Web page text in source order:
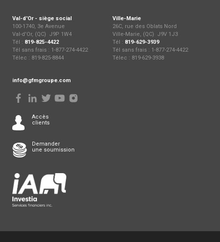
Val-d'Or - siège social
100-1740, 3e Avenue
Val-d'Or, (QC) J9P 1W4
Tél : 819-825-4422
Tél sans frais : 1-877-274-4422
Télec : 819-825-8844
Ville-Marie
26C, rue des Oblats Nord
Ville-Marie, (QC) J9V 1J3
Tél : 819-629-3939
Tél sans frais : 1-877-274-4422
Télec : 819-629-3938
info@gfmgroupe.com
Accès
clients
Demander
une soumission